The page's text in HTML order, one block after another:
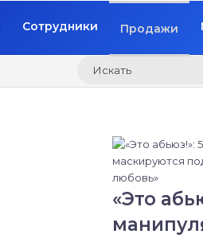
Сотрудники Продажи
«Это